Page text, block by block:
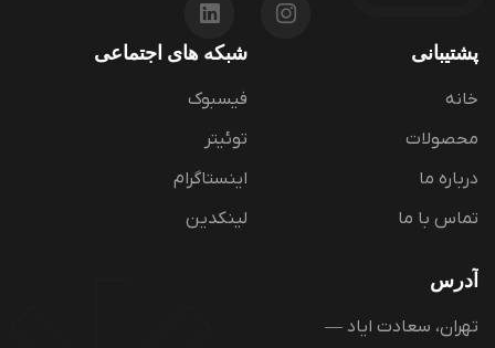
پشتیبانی
خانه
محصولات
درباره ما
تماس با ما
شبکه های اجتماعی
فیسبوک
توئیتر
اینستاگرام
لینکدین
آدرس
تهران، سعادت ایاد —